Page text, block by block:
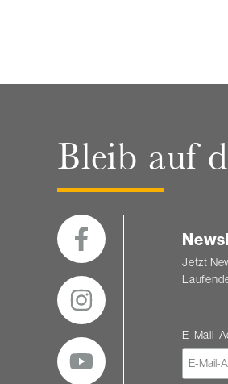
Bleib auf
Jetzt
E-Mail-